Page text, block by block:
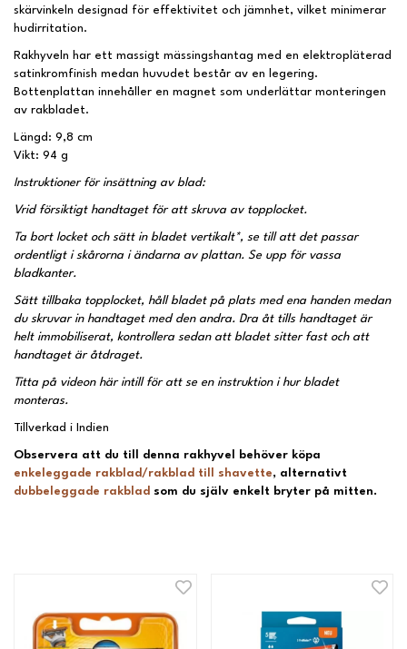
skärvinkeln designad för effektivitet och jämnhet, vilket minimerar
hudirritation.
Rakhyveln har ett massigt mässingshantag med en elektropläterad
satinkromfinish medan huvudet består av en legering.
Bottenplattan innehåller en magnet som underlättar monteringen
av rakbladet.
Längd: 9,8 cm
Vikt: 94 g
Instruktioner för insättning av blad:
Vrid försiktigt handtaget för att skruva av topplocket.
Ta bort locket och sätt in bladet vertikalt*, se till att det passar
ordentligt i skårorna i ändarna av plattan. Se upp för vassa
bladkanter.
Sätt tillbaka topplocket, håll bladet på plats med ena handen medan
du skruvar in handtaget med den andra. Dra åt tills handtaget är
helt immobiliserat, kontrollera sedan att bladet sitter fast och att
handtaget är åtdraget.
Titta på videon här intill för att se en instruktion i hur bladet
monteras.
Tillverkad i Indien
Observera att du till denna rakhyvel behöver köpa
enkeleggade rakblad/rakblad till shavette, alternativt
dubbeleggade rakblad som du själv enkelt bryter på mitten.